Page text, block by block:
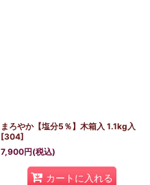
まろやか【塩分5％】木箱入 1.1kg入
[304]
7,900円(税込)
カートに入れる